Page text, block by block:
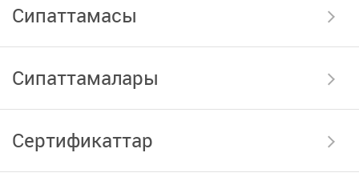
Сипаттамасы
Сипаттамалары
Сертификаттар